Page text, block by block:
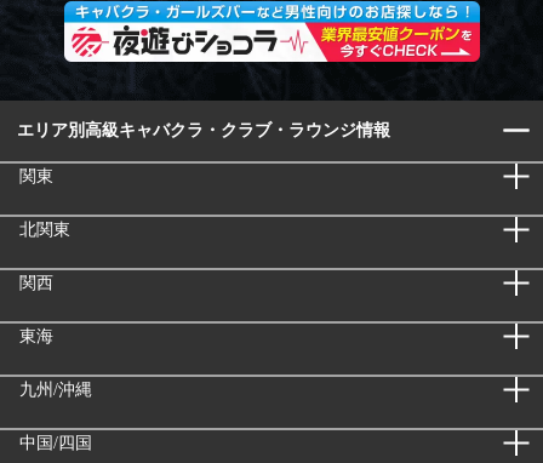
エリア別高級キャバクラ・クラブ・ラウンジ情報
関東
北関東
関西
東海
九州/沖縄
中国/四国